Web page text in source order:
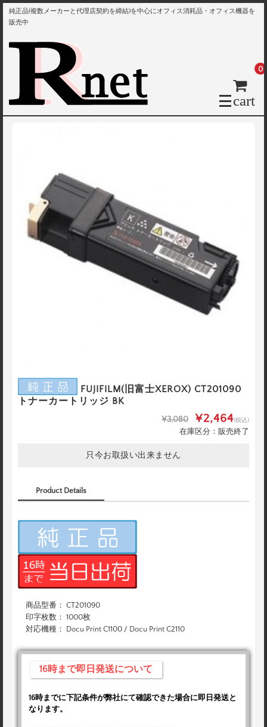
純正品(複数メーカーと代理店契約を締結)を中心にオフィス消耗品・オフィス機器を
販売中
cart
0
FUJIFILM(旧富士XEROX) CT201090
トナーカートリッジ BK
¥3,080 ¥2,464(税込)
在庫区分：販売終了
只今お取扱い出来ません
Product Details
商品型番： CT201090
印字枚数： 1000枚
対応機種： Docu Print C1100 / Docu Print C2110
16時まで即日発送について
16時までに下記条件が弊社にて確認できた場合に即日発送と
なります。